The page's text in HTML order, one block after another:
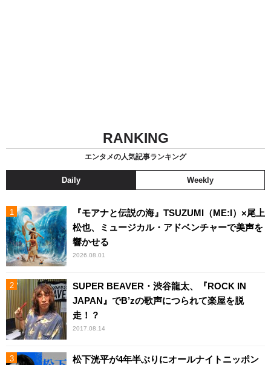
RANKING
エンタメの人気記事ランキング
Daily Weekly
『モアナと伝説の海』TSUZUMI（ME:I）×尾上
松也、ミュージカル・アドベンチャーで美声を
響かせる
2026.08.01
SUPER BEAVER・渋谷龍太、『ROCK IN
JAPAN』でB’zの歌声につられて楽屋を脱
走！？
2017.08.14
松下洸平が4年半ぶりにオールナイトニッポン